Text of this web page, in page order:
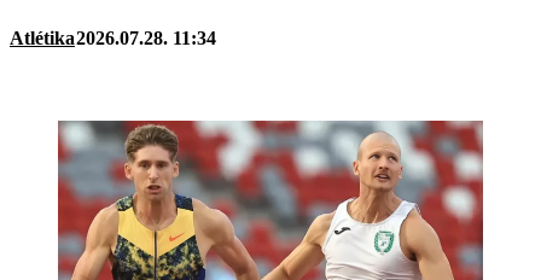
Atlétika2026.07.28. 11:34